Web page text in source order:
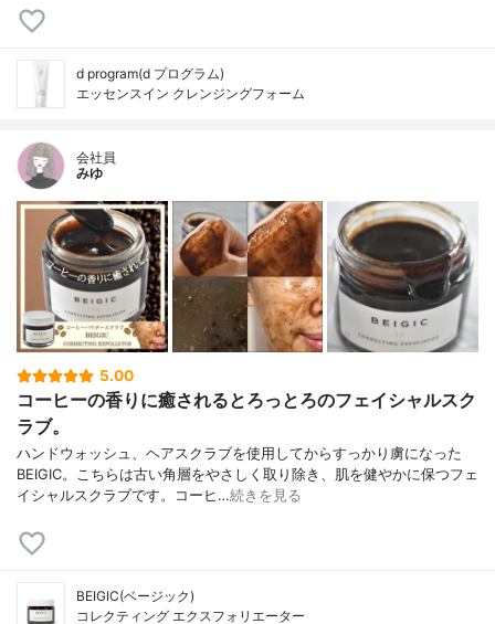
d program(d プログラム)
エッセンスイン クレンジングフォーム
会社員
みゆ
5.00
コーヒーの香りに癒されるとろっとろのフェイシャルスク
ラブ。
ハンドウォッシュ、ヘアスクラブを使用してからすっかり虜になった
BEIGIC。こちらは古い角層をやさしく取り除き、肌を健やかに保つフェ
イシャルスクラブです。コーヒ…続きを見る
BEIGIC(ベージック)
コレクティング エクスフォリエーター